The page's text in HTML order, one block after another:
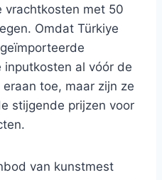
vrachtkosten met 50
Omdat Türkiye
al vóór de
toe, maar zijn ze
stijgende prijzen voor
van kunstmest